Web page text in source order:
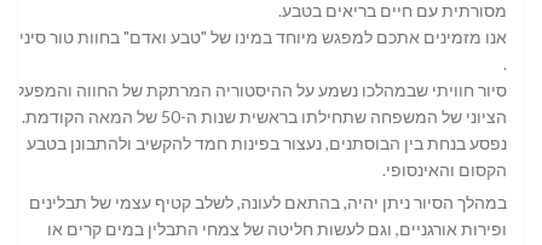
מסורתית עם חיים בריאים בטבע.
אנו מזמינים אתכם למפגש מיוחד במינו של "טבע ואדם" בחוות טור סיני
.
סיור חוויתי שבמהלכו נשמע על ההיסטוריה המרתקת של החווה והמפעל
הציוני של המשפחה שתחילתו בראשית שנות ה-50 של המאה הקודמת.
נפסע בנחת בין הבוסתנים, נעצור בפינות חמד להקשיב ולהתבונן בטבע
הקסום והאינסופי.
במהלך הסיור ניתן יהיה, בהתאם לעונה, לשלב קטיף עצמי של תבלינים
ופירות אורגניים, וגם לעשות חליטה של צמחי התבלין במים קרים או